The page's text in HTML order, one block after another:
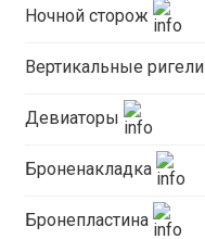
Ночной сторож
Вертикальные ригели
Девиаторы
Броненакладка
Бронепластина